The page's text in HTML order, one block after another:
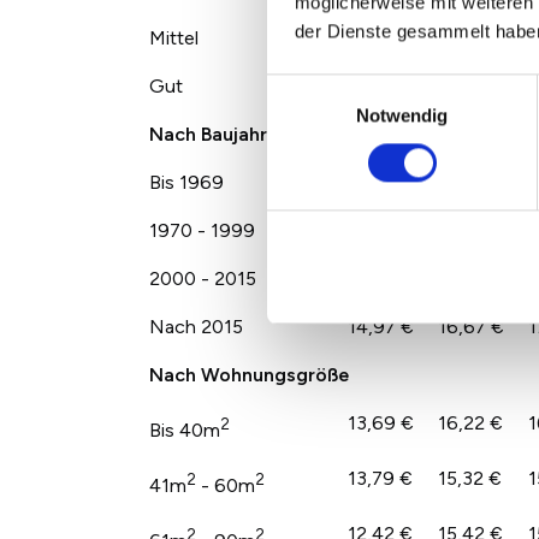
der Dienste gesammelt
Notwendig
Mittel 12,96 € 15,32 €
Gut
Nach Baujahr
Bis 1969 12,05 €
1970 - 1999
2000 - 2015
Nach 2015 14,97 € 16,67 €
Nach Wohnungsgröße
Bis 40m2 13,69 € 16,22 €
41m2 - 60m2 13,79 € 15,32 €
2 2 12,42 € 15,42 €